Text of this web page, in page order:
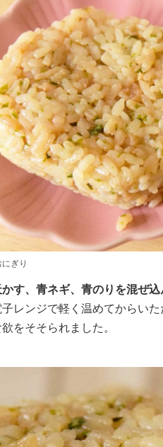
ぎり
す、青ネギ、青のりを混ぜ
レンジで軽く温めてからい
をそそられました。